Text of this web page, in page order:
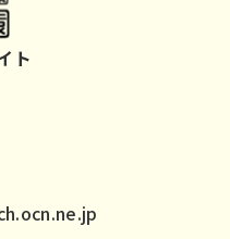
ト